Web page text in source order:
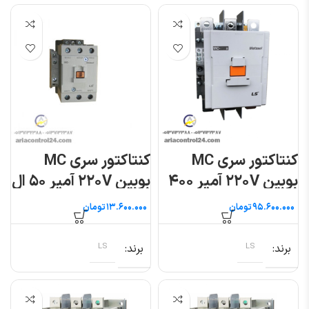
کنتاکتور سری MC
بوبین ۲۲۰V آمپر ۴۰۰
ال اس تومان
برند LS
کنتاکتور سری MC
بوبین ۲۲۰V آمپر ۵۰ ال
اس
تومان
برند LS